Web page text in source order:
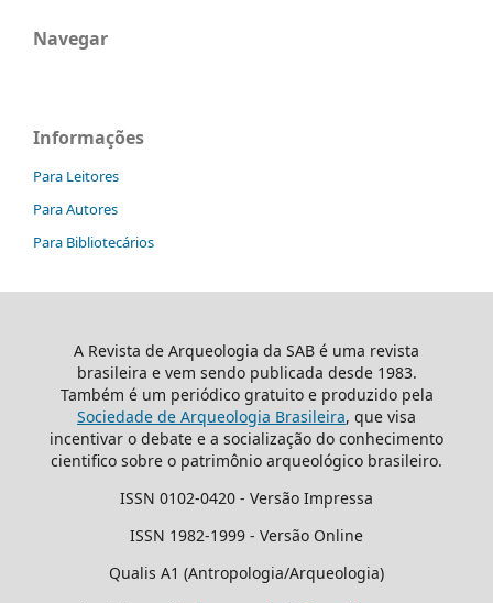
Navegar
Informações
Para Leitores
Para Autores
Para Bibliotecários
A Revista de Arqueologia da SAB é uma revista
brasileira e vem sendo publicada desde 1983.
Também é um periódico gratuito e produzido pela
Sociedade de Arqueologia Brasileira, que visa
incentivar o debate e a socialização do conhecimento
cientifico sobre o patrimônio arqueológico brasileiro.
ISSN 0102-0420 - Versão Impressa
ISSN 1982-1999 - Versão Online
Qualis A1 (Antropologia/Arqueologia)